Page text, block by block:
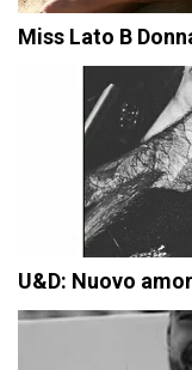
Miss Lato B
U&D: Nuovo